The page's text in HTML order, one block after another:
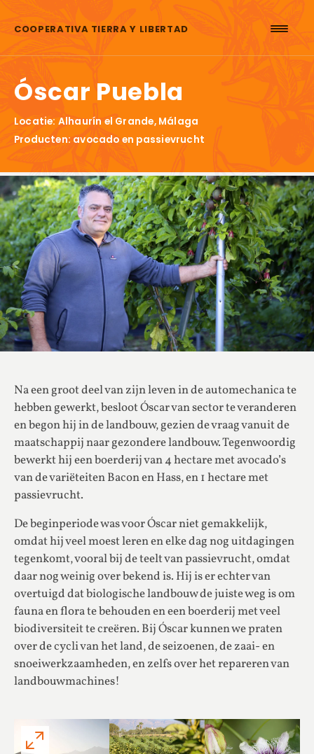
COOPERATIVA TIERRA Y LIBERTAD
Óscar Puebla
Locatie: Alhaurín el Grande, Málaga
Producten: avocado en passievrucht
Na een groot deel van zijn leven in de automechanica te
hebben gewerkt, besloot Óscar van sector te veranderen
en begon hij in de landbouw, gezien de vraag vanuit de
maatschappij naar gezondere landbouw. Tegenwoordig
bewerkt hij een boerderij van 4 hectare met avocado’s
van de variëteiten Bacon en Hass, en 1 hectare met
passievrucht.
De beginperiode was voor Óscar niet gemakkelijk,
omdat hij veel moest leren en elke dag nog uitdagingen
tegenkomt, vooral bij de teelt van passievrucht, omdat
daar nog weinig over bekend is. Hij is er echter van
overtuigd dat biologische landbouw de juiste weg is om
fauna en flora te behouden en een boerderij met veel
biodiversiteit te creëren. Bij Óscar kunnen we praten
over de cycli van het land, de seizoenen, de zaai- en
snoeiwerkzaamheden, en zelfs over het repareren van
landbouwmachines!